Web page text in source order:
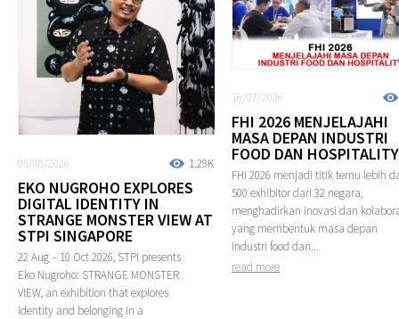
1.29K
05/08/2026
EKO NUGROHO EXPLORES
DIGITAL IDENTITY IN
STRANGE MONSTER VIEW AT
STPI SINGAPORE
22 Aug – 10 Oct 2026, STPI presents
Eko Nugroho: STRANGE MONSTER
VIEW, an exhibition that explores
identity and belonging in a
16/07/2026
FHI 2026 MENJELAJAHI
MASA DEPAN INDUSTRI
FOOD DAN HOSPITALITY
FHI 2026 menjadi titik temu lebih
500 exhibitor dari 32 negara,
menghadirkan inovasi dan
yang membentuk masa depan
industri food dan...
read more